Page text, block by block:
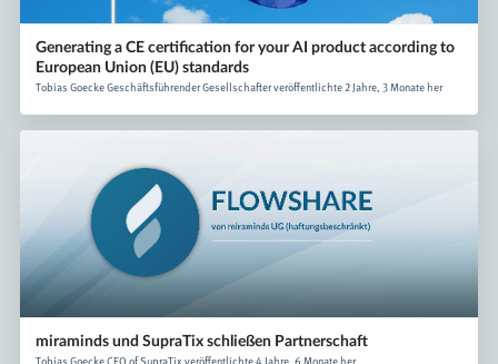
Generating a CE certification for your AI product according to
European Union (EU) standards
Tobias Goecke Geschäftsführender Gesellschafter veröffentlichte 2 Jahre, 3 Monate her
miraminds und SupraTix schließen Partnerschaft